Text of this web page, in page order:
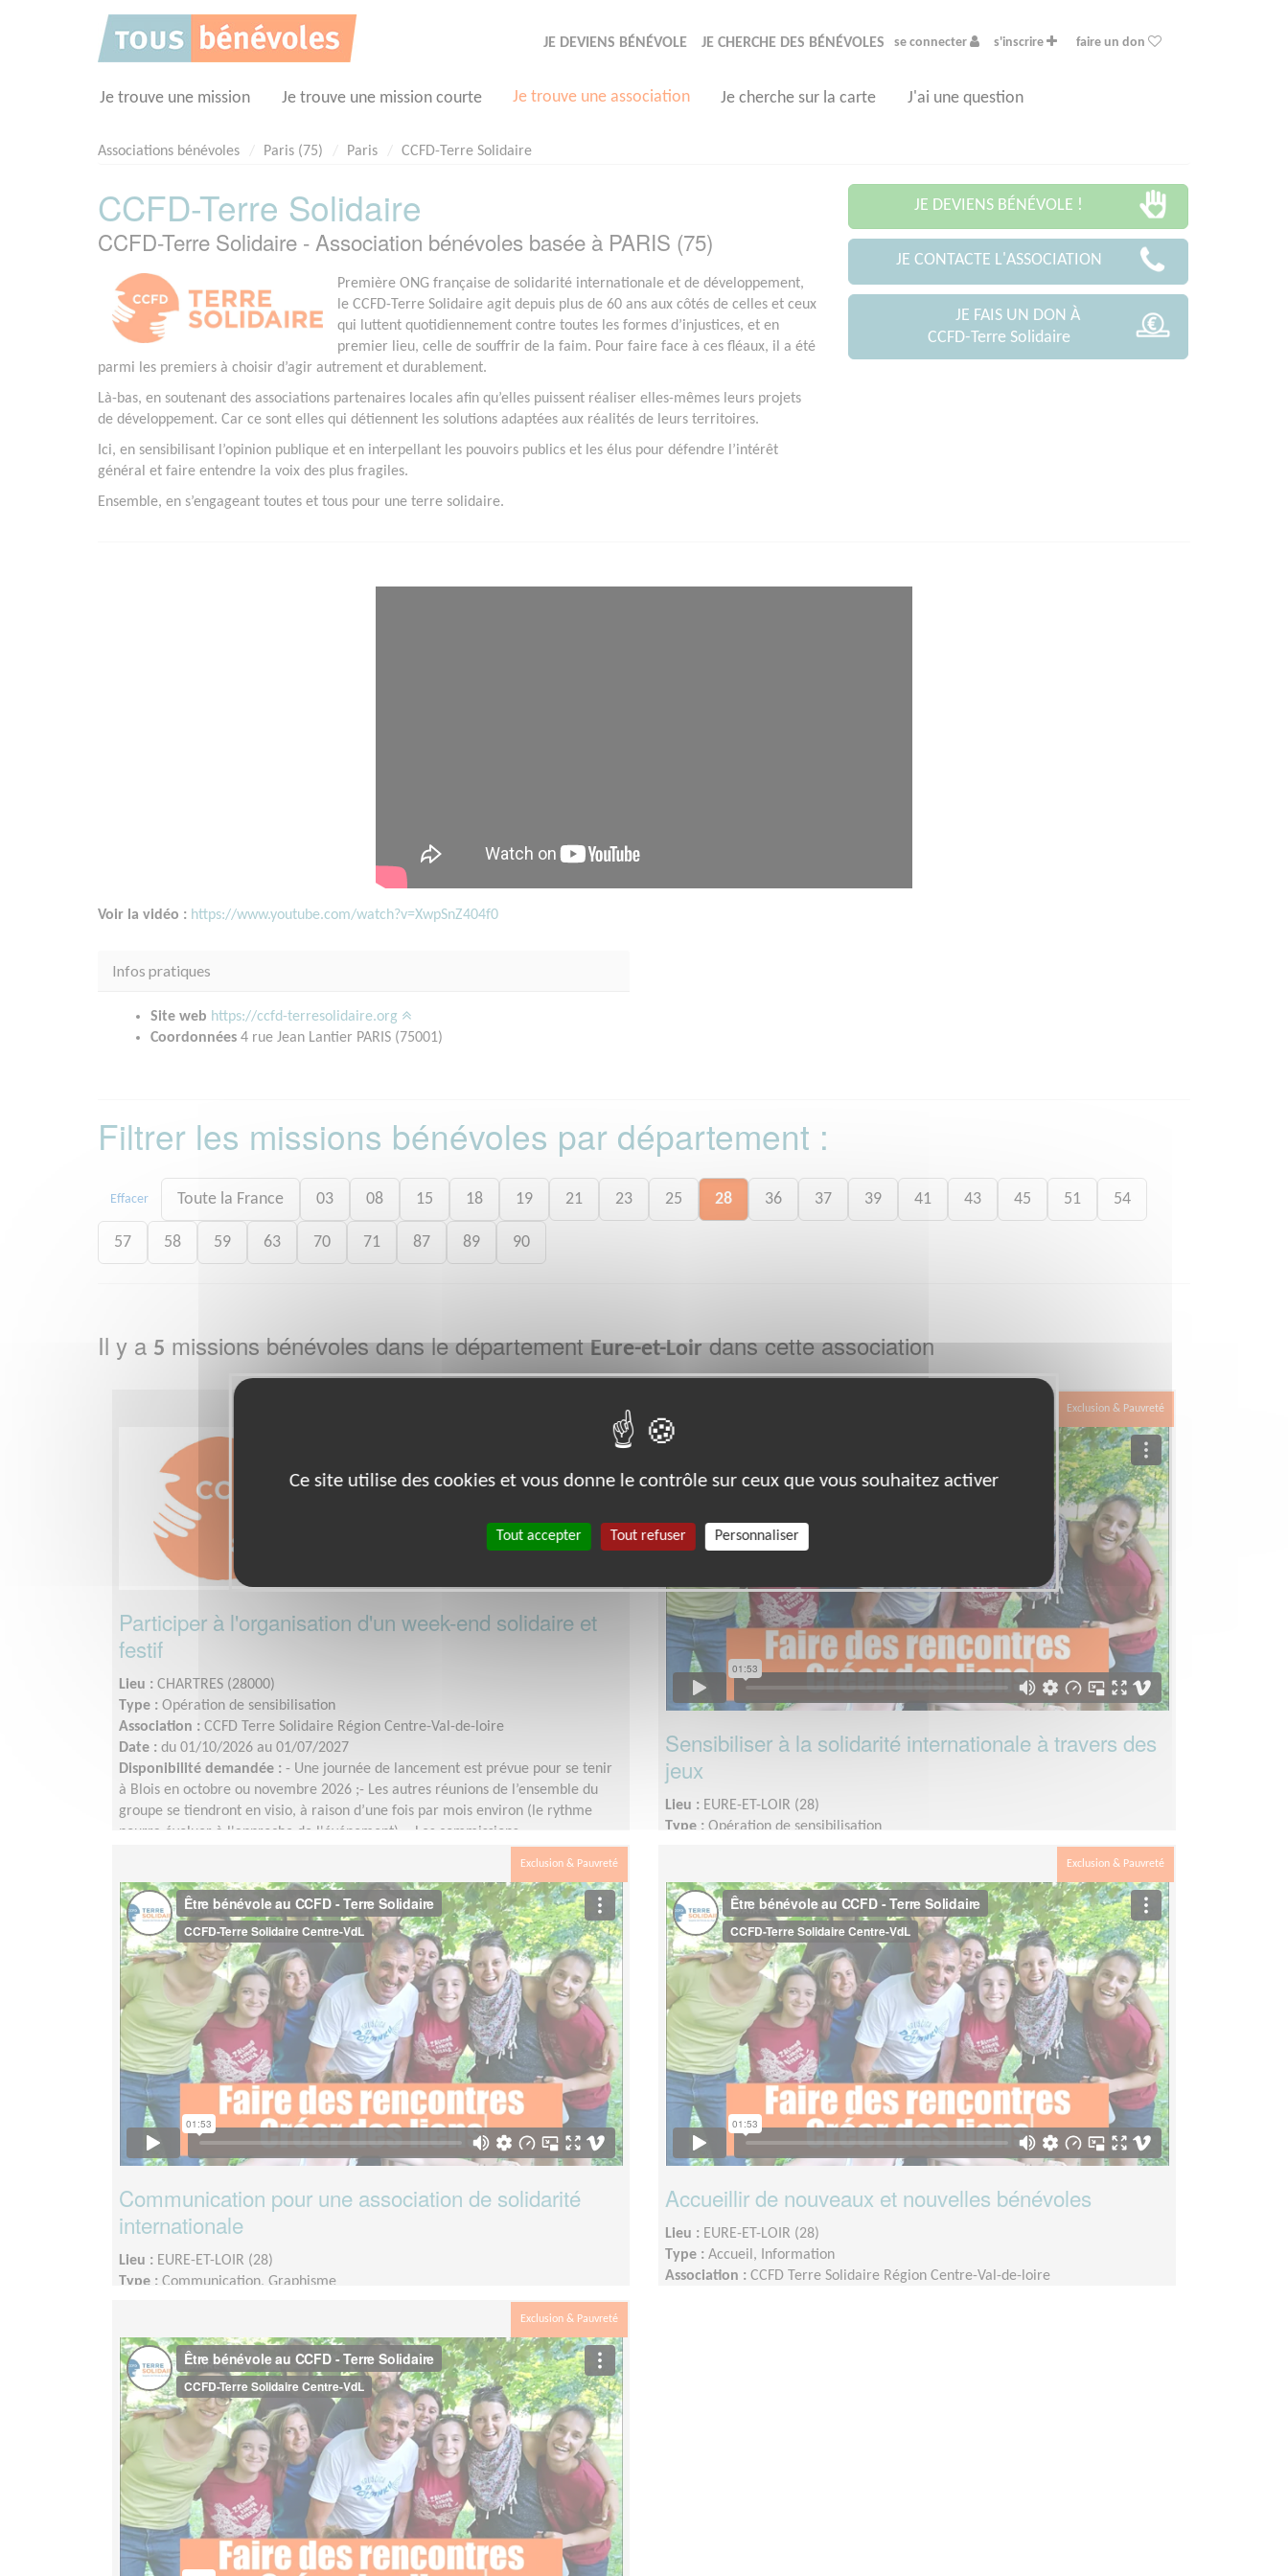
JE DEVIENS BÉNÉVOLE JE CHERCHE DES BÉNÉVOLES se connecter s'inscrire faire un don
Je trouve une mission Je trouve une mission courte Je trouve une association Je cherche sur la carte J'ai une question
Associations bénévoles Paris (75) Paris CCFD-Terre Solidaire
CCFD-Terre Solidaire
CCFD-Terre Solidaire - Association bénévoles basée à PARIS (75)
Première ONG française de solidarité internationale et de développement,
le CCFD-Terre Solidaire agit depuis plus de 60 ans aux côtés de celles et ceux
qui luttent quotidiennement contre toutes les formes d’injustices, et en
premier lieu, celle de souffrir de la faim. Pour faire face à ces fléaux, il a été
parmi les premiers à choisir d’agir autrement et durablement.
Là-bas, en soutenant des associations partenaires locales afin qu’elles puissent réaliser elles-mêmes leurs projets
de développement. Car ce sont elles qui détiennent les solutions adaptées aux réalités de leurs territoires.
Ici, en sensibilisant l’opinion publique et en interpellant les pouvoirs publics et les élus pour défendre l’intérêt
général et faire entendre la voix des plus fragiles.
Ensemble, en s’engageant toutes et tous pour une terre solidaire.
JE DEVIENS BÉNÉVOLE !
JE CONTACTE L'ASSOCIATION
JE FAIS UN DON À
CCFD-Terre Solidaire
Voir la vidéo : https://www.youtube.com/watch?v=XwpSnZ404f0
Infos pratiques
Site web https://ccfd-terresolidaire.org
Coordonnées 4 rue Jean Lantier PARIS (75001)
Filtrer les missions bénévoles par département :
Effacer Toute la France 03 08 15 18 19 21 23 25 28 36 37 39 41 43 45 51 54
57 58 59 63 70 71 87 89 90
Il y a 5 missions bénévoles dans le départementEure-et-Loirdans cette association
Participer à l'organisation d'un week-end solidaire et
festif
Lieu : CHARTRES (28000)
Type : Opération de sensibilisation
Association : CCFD Terre Solidaire Région Centre-Val-de-loire
Date : du 01/10/2026 au 01/07/2027
Disponibilité demandée : - Une journée de lancement est prévue pour se tenir
à Blois en octobre ou novembre 2026 ;- Les autres réunions de l’ensemble du
groupe se tiendront en visio, à raison d’une fois par mois environ (le rythme
pourra évoluer à l'approche de l'événement) ;- Les commissions
Exclusion & Pauvreté
Sensibiliser à la solidarité internationale à travers des
jeux
Lieu : EURE-ET-LOIR (28)
Type : Opération de sensibilisation
Disponibilité demandée :Quelques heures par mois ou plus en fonction des
disponibilités.
Exclusion & Pauvreté
Communication pour une association de solidarité
internationale
Lieu : EURE-ET-LOIR (28)
Type : Communication, Graphisme
Disponibilité demandée :Quelques heures par mois ou plus en fonction des
disponibilités.
Exclusion & Pauvreté
Accueillir de nouveaux et nouvelles bénévoles
Lieu : EURE-ET-LOIR (28)
Type : Accueil, Information
Association : CCFD Terre Solidaire Région Centre-Val-de-loire
Exclusion & Pauvreté
Ce site utilise des cookies et vous donne le contrôle sur ceux que vous souhaitez activer
Tout accepter Tout refuser Personnaliser